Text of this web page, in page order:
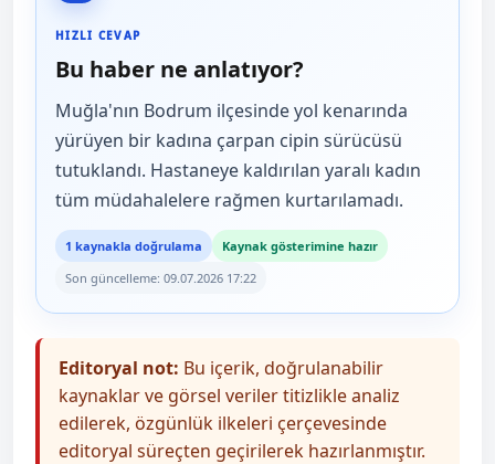
HIZLI CEVAP
Bu haber ne anlatıyor?
Muğla'nın Bodrum ilçesinde yol kenarında
yürüyen bir kadına çarpan cipin sürücüsü
tutuklandı. Hastaneye kaldırılan yaralı kadın
tüm müdahalelere rağmen kurtarılamadı.
1 kaynakla doğrulama
Kaynak gösterimine hazır
Son güncelleme: 09.07.2026 17:22
Editoryal not: Bu içerik, doğrulanabilir
kaynaklar ve görsel veriler titizlikle analiz
edilerek, özgünlük ilkeleri çerçevesinde
editoryal süreçten geçirilerek hazırlanmıştır.